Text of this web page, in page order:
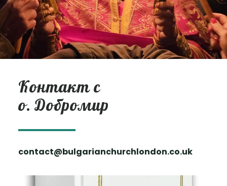
Контакт с
о. Добромир
contact@bulgarianchurchlondon.co.uk